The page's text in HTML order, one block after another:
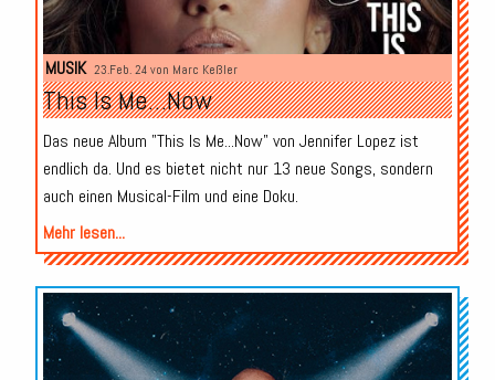
MUSIK 23.Feb. 24 von Marc Keßler
This Is Me…Now
Das neue Album "This Is Me...Now" von Jennifer Lopez ist
endlich da. Und es bietet nicht nur 13 neue Songs, sondern
auch einen Musical-Film und eine Doku.
Mehr lesen...
Audio-
Player